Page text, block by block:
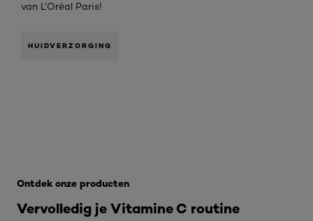
van L’Oréal Paris!
HUIDVERZORGING
Vervolledig je Vitamine C routine
Ontdek onze producten